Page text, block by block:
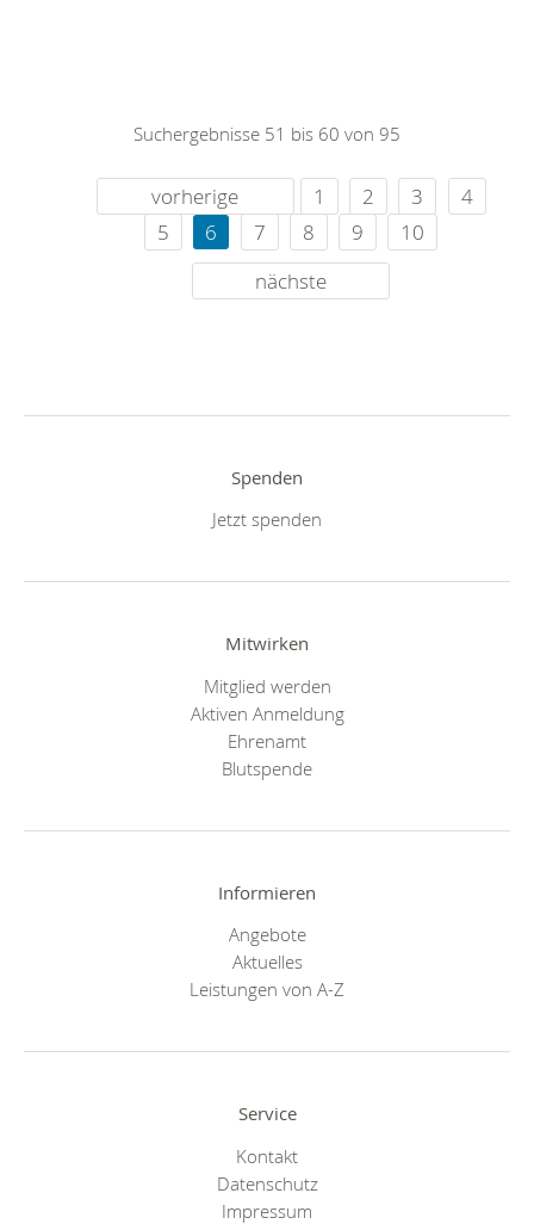
Suchergebnisse 51 bis 60 von 95
vorherige 1 2 3
4
5
6 7 8 9
10
nächste
Spenden
Jetzt spenden
Mitwirken
Mitglied werden
Aktiven Anmeldung
Ehrenamt
Blutspende
Informieren
Angebote
Aktuelles
Leistungen von A-Z
Service
Kontakt
Datenschutz
Impressum